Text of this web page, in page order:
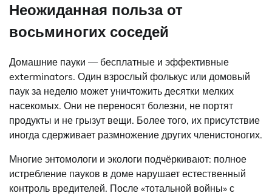
Неожиданная польза от
восьминогих соседей
Домашние пауки — бесплатные и эффективные
exterminators. Один взрослый фолькус или домовый
паук за неделю может уничтожить десятки мелких
насекомых. Они не переносят болезни, не портят
продукты и не грызут вещи. Более того, их присутствие
иногда сдерживает размножение других членистоногих.
Многие энтомологи и экологи подчёркивают: полное
истребление пауков в доме нарушает естественный
контроль вредителей. После «тотальной войны» с